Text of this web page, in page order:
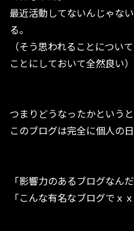
最近活動してないんじゃな
る。
（そう思われることについ
ことにしておいて全然良い）
つまりどうなったかというと
このブログは完全に個人の
「影響力のあるブログなん
「こんな有名なブログでｘ